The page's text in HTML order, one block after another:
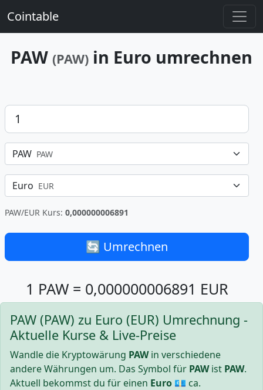
Cointable
PAW (PAW) in Euro umrechnen
Betrag
PAW PAW
Euro EUR
PAW/EUR Kurs: 0,000000006891
🔄 Umrechnen
1 PAW = 0,000000006891 EUR
PAW (PAW) zu Euro (EUR) Umrechnung -
Aktuelle Kurse & Live-Preise
Wandle die Kryptowärung PAWin verschiedene
andere Währungen um. Das Symbol für PAWist PAW.
Aktuell bekommst du für einen Euro 💶 ca.